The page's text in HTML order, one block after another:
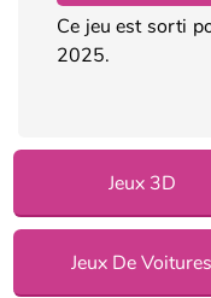
Ce jeu est sorti
2025.
Jeux 3D
Jeux De Voitures